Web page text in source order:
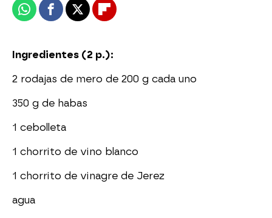
WhatsappFacebook
X Flipboard
Ingredientes (2 p.):
2 rodajas de mero de 200 g cada uno
350 g de habas
1 cebolleta
1 chorrito de vino blanco
1 chorrito de vinagre de Jerez
agua